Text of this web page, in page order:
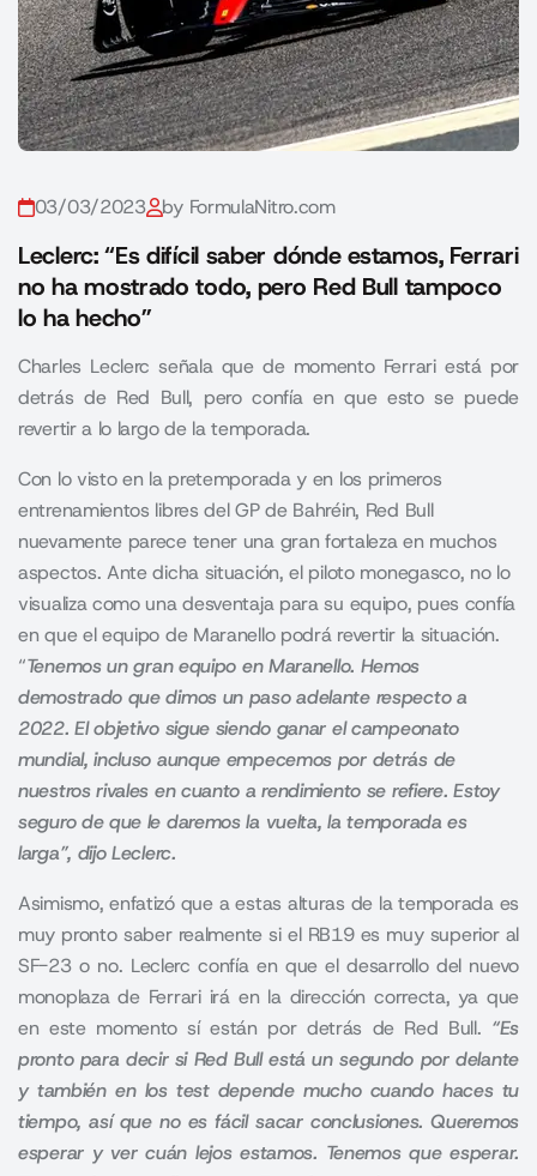
03/03/2023 by FormulaNitro.com
Leclerc: “Es difícil saber dónde estamos, Ferrari
no ha mostrado todo, pero Red Bull tampoco
lo ha hecho”
Charles Leclerc señala que de momento Ferrari está por
detrás de Red Bull, pero confía en que esto se puede
revertir a lo largo de la temporada.
Con lo visto en la pretemporada y en los primeros
entrenamientos libres del GP de Bahréin, Red Bull
nuevamente parece tener una gran fortaleza en muchos
aspectos. Ante dicha situación, el piloto monegasco, no lo
visualiza como una desventaja para su equipo, pues confía
en que el equipo de Maranello podrá revertir la situación.
“Tenemos un gran equipo en Maranello. Hemos
demostrado que dimos un paso adelante respecto a
2022. El objetivo sigue siendo ganar el campeonato
mundial, incluso aunque empecemos por detrás de
nuestros rivales en cuanto a rendimiento se refiere. Estoy
seguro de que le daremos la vuelta, la temporada es
larga”, dijo Leclerc.
Asimismo, enfatizó que a estas alturas de la temporada es
muy pronto saber realmente si el RB19es muy superior al
SF-23 o no. Leclerc confía en que el desarrollo del nuevo
monoplaza de Ferrari irá en la dirección correcta, ya que
en este momento sí están por detrás de Red Bull. “Es
pronto para decir si Red Bull está un segundo por delante
y también en los test depende mucho cuando haces tu
tiempo, así que no es fácil sacar conclusiones. Queremos
esperar y ver cuán lejos estamos. Tenemos que esperar.